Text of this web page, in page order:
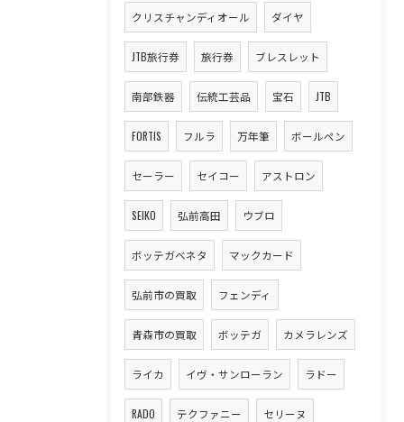
クリスチャンディオール ダイヤ
JTB旅行券 旅行券 ブレスレット
南部鉄器 伝統工芸品 宝石 JTB
FORTIS フルラ 万年筆 ボールペン
セーラー セイコー アストロン
SEIKO 弘前高田 ウブロ
ボッテガベネタ マックカード
弘前市の買取 フェンディ
青森市の買取 ボッテガ カメラレンズ
ライカ イヴ・サンローラン ラドー
RADO テクファニー セリーヌ